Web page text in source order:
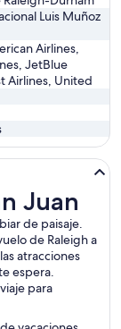
Luis Muñoz
Airlines,
JetBlue
Airlines, United
Juan
de paisaje.
de Raleigh a
atracciones
espera.
para